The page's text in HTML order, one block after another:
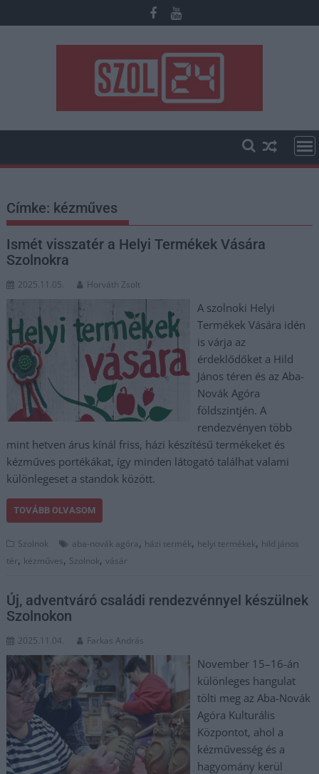
to
Címke: kézműves
Ismét visszatér a Helyi Termékek Vására
Szolnokra
2025.11.05. Horváth Zsolt
A szolnoki Helyi
Termékek Vására idén
is várja az
érdeklődőket a Hild
János téren és az Aba-
Novák Agóra
földszintjén. A
rendezvényen több
mint hetven árus kínál friss, házi készítésű termékeket és
kézműves portékákat, így minden látogató találhat valami
különlegeset a standok között.
TOVÁBB OLVASOM
Szolnok aba-novák agóra, házi termék, helyi termékek, hild jános
tér, kézműves, Szolnok,vásár
Új, adventváró családi rendezvénnyel készülnek
Szolnokon
2025.11.04. Farkas András
November 15–16-án
különleges hangulat
tölti meg az Aba-Novák
Agóra Kulturális
Központot, ahol a
kézművesség és a
hagyomány kerül